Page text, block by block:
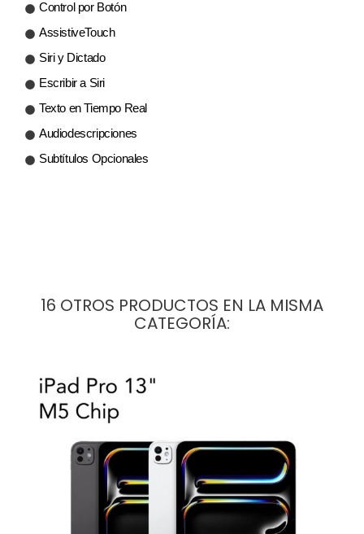
Control por Botón
AssistiveTouch
Siri y Dictado
Escribir a Siri
Texto en Tiempo Real
Audiodescripciones
Subtítulos Opcionales
16 OTROS PRODUCTOS EN LA MISMA
CATEGORÍA: